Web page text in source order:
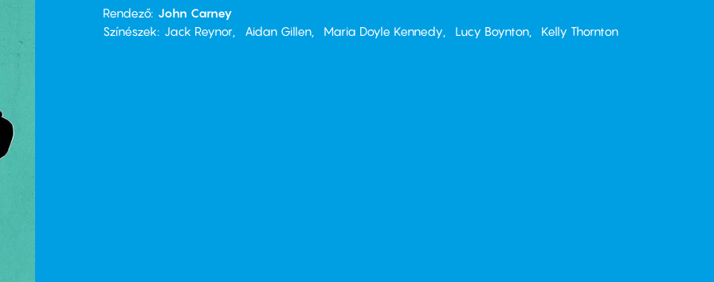
Rendező John Carney
Színészek
Jack Reynor Aidan Gillen Maria Doyle Kennedy Lucy Boynton Kelly Thornton